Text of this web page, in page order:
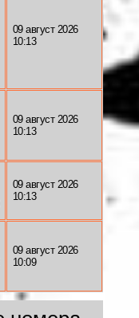
09 август 2026
10:13
09 август 2026
10:13
09 август 2026
10:13
09 август 2026
10:09